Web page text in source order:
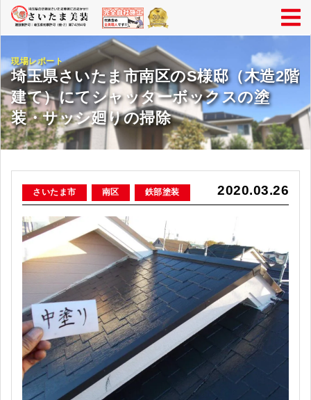
現場レポート
埼玉県さいたま市南区のS様邸（木造2階
建て）にてシャッターボックスの塗
装・サッシ廻りの掃除
2020.03.26
さいたま市 南区 鉄部塗装